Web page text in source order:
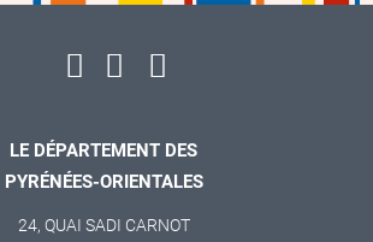
LE DÉPARTEMENT DES
PYRÉNÉES-ORIENTALES
24, QUAI SADI CARNOT